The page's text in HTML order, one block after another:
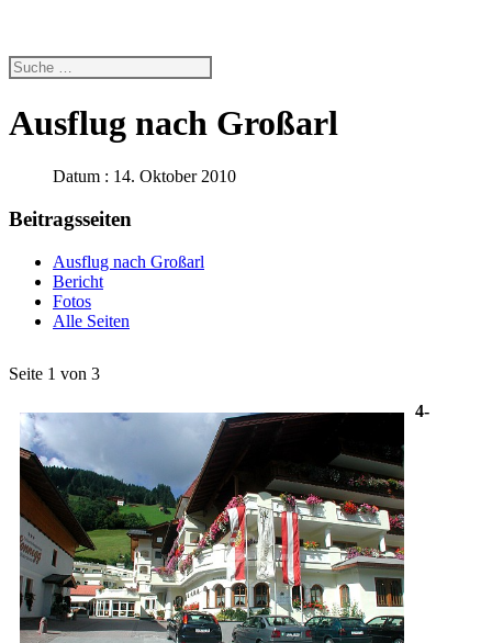
Ausflug nach Großarl
Datum : 14. Oktober 2010
Beitragsseiten
Ausflug nach Großarl
Bericht
Fotos
Alle Seiten
Seite 1 von 3
4-